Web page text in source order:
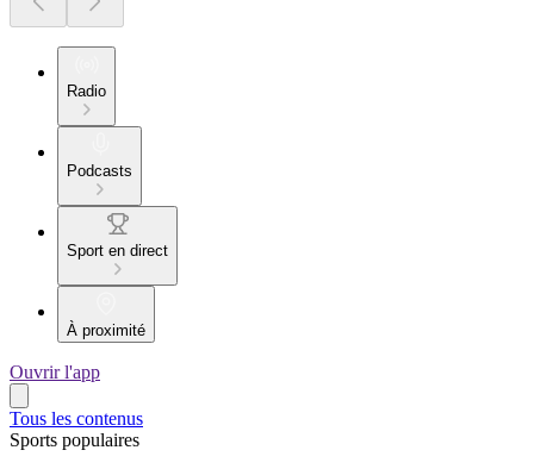
Radio
Podcasts
Sport en direct
À proximité
Ouvrir l'app
Tous les contenus
Sports populaires